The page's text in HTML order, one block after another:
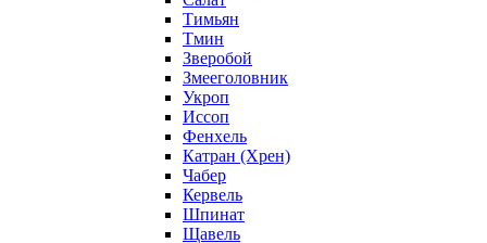
Тимьян
Тмин
Зверобой
Змееголовник
Укроп
Иссоп
Фенхель
Катран (Хрен)
Чабер
Кервель
Шпинат
Щавель